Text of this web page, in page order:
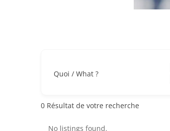
Quoi / What ?
0 Résultat de votre recherche
No listings found.